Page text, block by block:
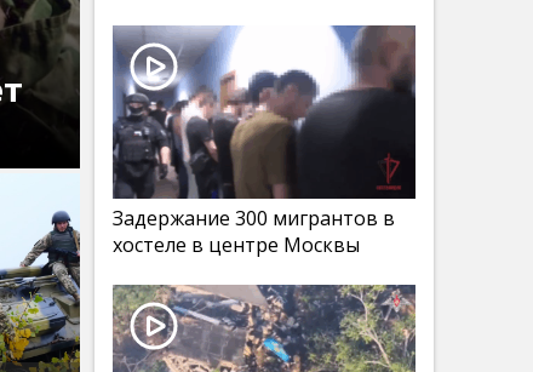
Задержание 300 мигрантов в
хостеле в центре Москвы